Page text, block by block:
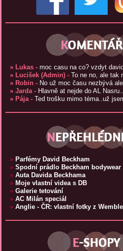
» Lukas - moc casu na co? vzdyt
» Lucišek (Admin) - To ne no, ale
» Robin - No už moc času nezbývá
» Jarda - Hlavně at nejde do AL
» Pája - Ted trošku mimo téma..už
» Parfémy David Beckham
» Spodní prádlo Beckham bodywear
» Auta Davida Beckhama
» Moje vlastní videa s DB
» Galerie tetování
» AC Milán speciál
» Anglie - ČR: vlastní fotky z